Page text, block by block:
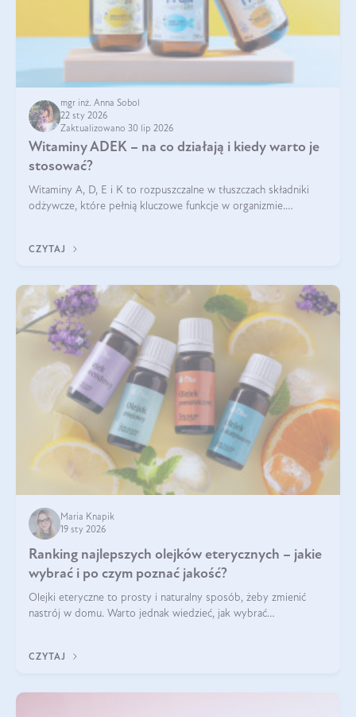
mgr inż. Anna Sobol
22 sty 2026
Zaktualizowano 30 lip 2026
Witaminy ADEK – na co działają i kiedy warto je
stosować?
Witaminy A, D, E i K to rozpuszczalne w tłuszczach składniki
odżywcze, które pełnią kluczowe funkcje w organizmie.
CZYTAJ
Maria Knapik
19 sty 2026
Ranking najlepszych olejków eterycznych – jakie
wybrać i po czym poznać jakość?
Olejki eteryczne to prosty i naturalny sposób, żeby zmienić
nastrój w domu. Warto jednak wiedzieć, jak wybrać
kryteria wyboru!
CZYTAJ